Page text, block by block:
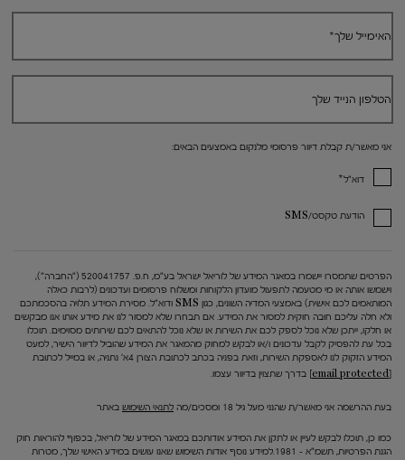
האימייל שלך*
הטלפון הנייד שלך
אני מאשר/ת קבלת דיוור פרסומי מלנקום באמצעים הבאים:
דוא"ל*
הודעת טקסט/SMS
הפרטים שתמסרו יישמרו במאגר המידע של לוריאל ישראל בע"מ, ח.פ. 520041757 ("החברה"),
וישמשו אותה או מי מטעמה לתפעול מועדון הלקוחות ומשלוח פרסומים ועדכונים (לרבות כאלה
המותאמים לכם אישית) באמצעי המדיה השונים, כגון SMS ודוא"ל. מסירת המידע תלויה בהסכמתכם
ולא חלה עליכם חובה חוקית למסור את המידע. אם תבחרו שלא למסור לנו את מידע אותו אנו מבקשים
או חלקו, ייתכן שלא נוכל לספק לכם את השירות או שלא נוכל להתאים לכם שירותים מסוימים. תוכלו
בכל עת להפסיק לקבל עדכונים ו/או לבקש למחוק מהמאגר את המידע שהוביל לדיוור הישיר, למעט
המידע הזקוק לנו לאספקת השירות, וזאת בפניה בכתב לכתובת הצורן 4א' נתניה, או במייל לכתובת
[email protected]
בדרך שתצוין בדיוור עצמו.
בעת ההרשמה אני מאשר/ת שהנני מעל גיל 18 ומסכים/מה לתנאי השימוש באתר
כמו כן, תוכלו לבקש לעיין או לתקן את המידע אודותכם במאגר המידע של לוריאל, בכפוף להוראות חוק
הגנת הפרטיות, תשמ"א – 1981.למידע נוסף אודות השימוש שאנו עושים במידע האישי שלך, מטרות